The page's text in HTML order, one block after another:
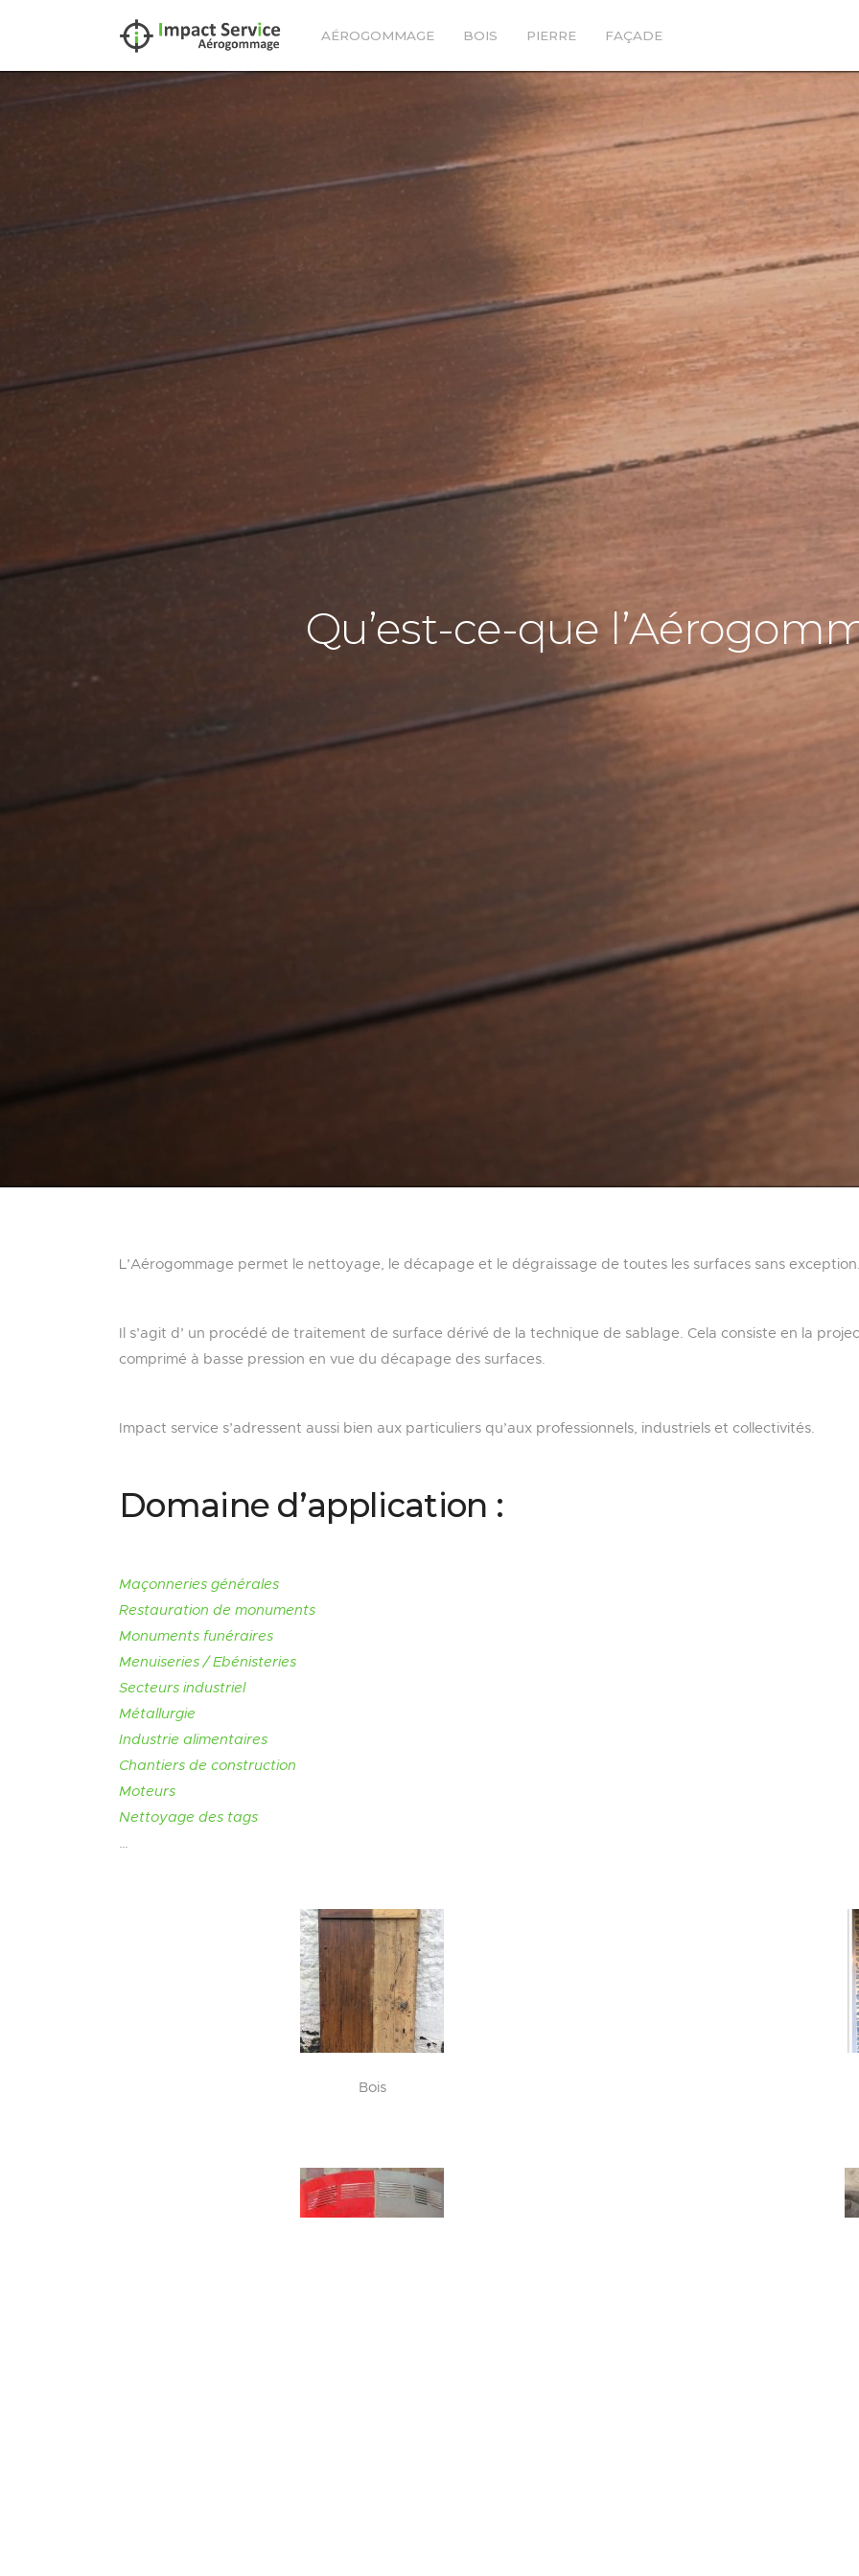
AÉROGOMMAGE BOIS PIERRE FAÇADE
Qu’est-ce-que
L’Aérogommage permet le nettoyage, le décapage et le dégraissage de toutes les surfaces sans
Il s’agit d’ un procédé de traitement de surface dérivé de la technique de sablage. Cela consiste en la
comprimé à basse pression en vue du décapage des surfaces.
Impact service s’adressent aussi bien aux particuliers qu’aux professionnels, industriels et collectivités.
Domaine d’application :
Maçonneries générales
Restauration de monuments
Monuments funéraires
Menuiseries / Ebénisteries
Secteurs industriel
Métallurgie
Industrie alimentaires
Chantiers de construction
Moteurs
Nettoyage des tags
Bois